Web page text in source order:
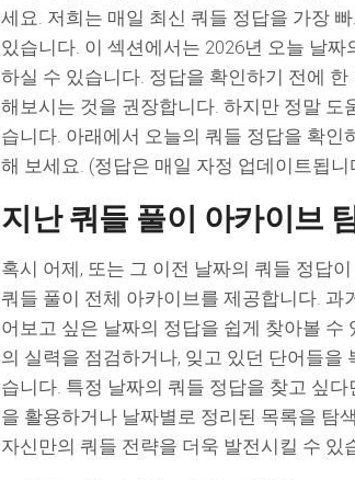
세요. 저희는 매일 최신 쿼들 정답을 가장
있습니다. 이 섹션에서는 2026년 오늘 날짜
하실 수 있습니다. 정답을 확인하기 전에
해보시는 것을 권장합니다. 하지만 정말 도
습니다. 아래에서 오늘의 쿼들 정답을 확인
해 보세요. (정답은 매일 자정 업데이트됩니
지난 쿼들 풀이 아카이브
혹시 어제, 또는 그 이전 날짜의 쿼들 정답
쿼들 풀이 전체 아카이브를 제공합니다. 과
어보고 싶은 날짜의 정답을 쉽게 찾아볼 수
의 실력을 점검하거나, 잊고 있던 단어들을
습니다. 특정 날짜의 쿼들 정답을 찾고 싶
을 활용하거나 날짜별로 정리된 목록을 탐
자신만의 쿼들 전략을 더욱 발전시킬 수 있